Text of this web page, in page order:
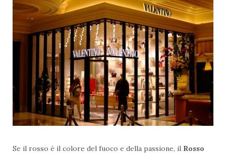
Se il rosso è il colore del fuoco e della passione, il Rosso